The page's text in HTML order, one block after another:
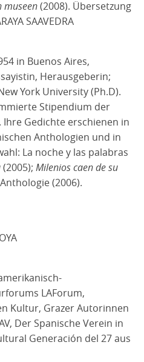
museen(2008). Übersetzung
SAAVEDRA
in Buenos Aires,
Herausgeberin;
York University (Ph.D).
Stipendium der
Gedichte erschienen in
Anthologien und in
La noche y las palabras
(2005); Milenios caen de su
Anthologie (2006).
LAForum,
Kultur, Grazer Autorinnen
Der Spanische Verein in
Generación del 27 aus